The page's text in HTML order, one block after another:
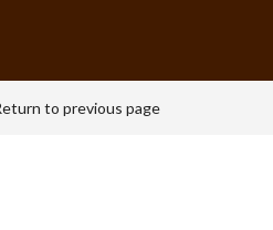
to previous page